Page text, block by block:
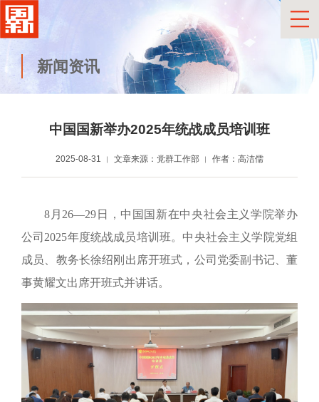
新闻资讯
中国国新举办2025年统战成员培训班
2025-08-31 文章来源：党群工作部 作者：高洁儒
8月26—29日，中国国新在中央社会主义学院举办
公司2025年度统战成员培训班。中央社会主义学院党组
成员、教务长徐绍刚 出席开班式，公司党委副书记、董
事黄耀文出席开班式并讲话。